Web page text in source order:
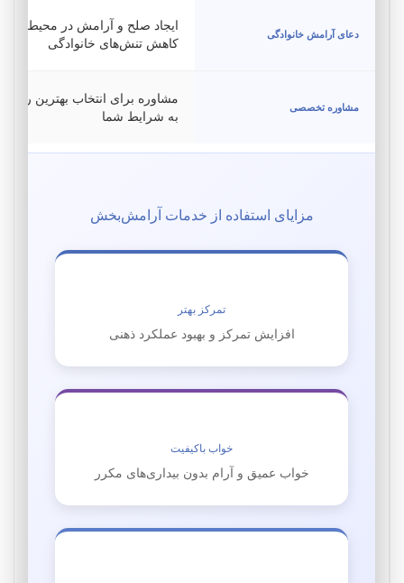
دعای آرامش خانوادگی
ایجاد صلح و آرامش در محیط
کاهش تنش‌های خانوادگی
مشاوره تخصصی
مشاوره برای انتخاب بهترین روش
به شرایط شما
مزایای استفاده از خدمات آرامش‌بخش
تمرکز بهتر
افزایش تمرکز و بهبود عملکرد ذهنی
خواب باکیفیت
خواب عمیق و آرام بدون بیداری‌های مکرر